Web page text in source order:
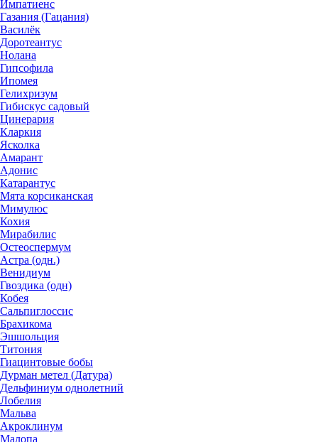
Импатиенс
Газания (Гацания)
Василёк
Доротеантус
Нолана
Гипсофила
Ипомея
Гелихризум
Гибискус садовый
Цинерария
Кларкия
Ясколка
Амарант
Адонис
Катарантус
Мята корсиканская
Мимулюс
Кохия
Мирабилис
Остеоспермум
Астра (одн.)
Венидиум
Гвоздика (одн)
Кобея
Сальпиглоссис
Брахикома
Эшшольция
Титония
Гиацинтовые бобы
Дурман метел (Датура)
Дельфиниум однолетний
Лобелия
Мальва
Акроклинум
Малопа